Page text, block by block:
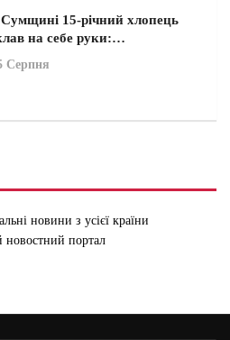
15-річний хлопець
на себе руки:…
Серпня
новини з усієї країни
новостний портал